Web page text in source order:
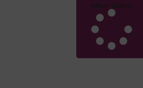
Meer laden